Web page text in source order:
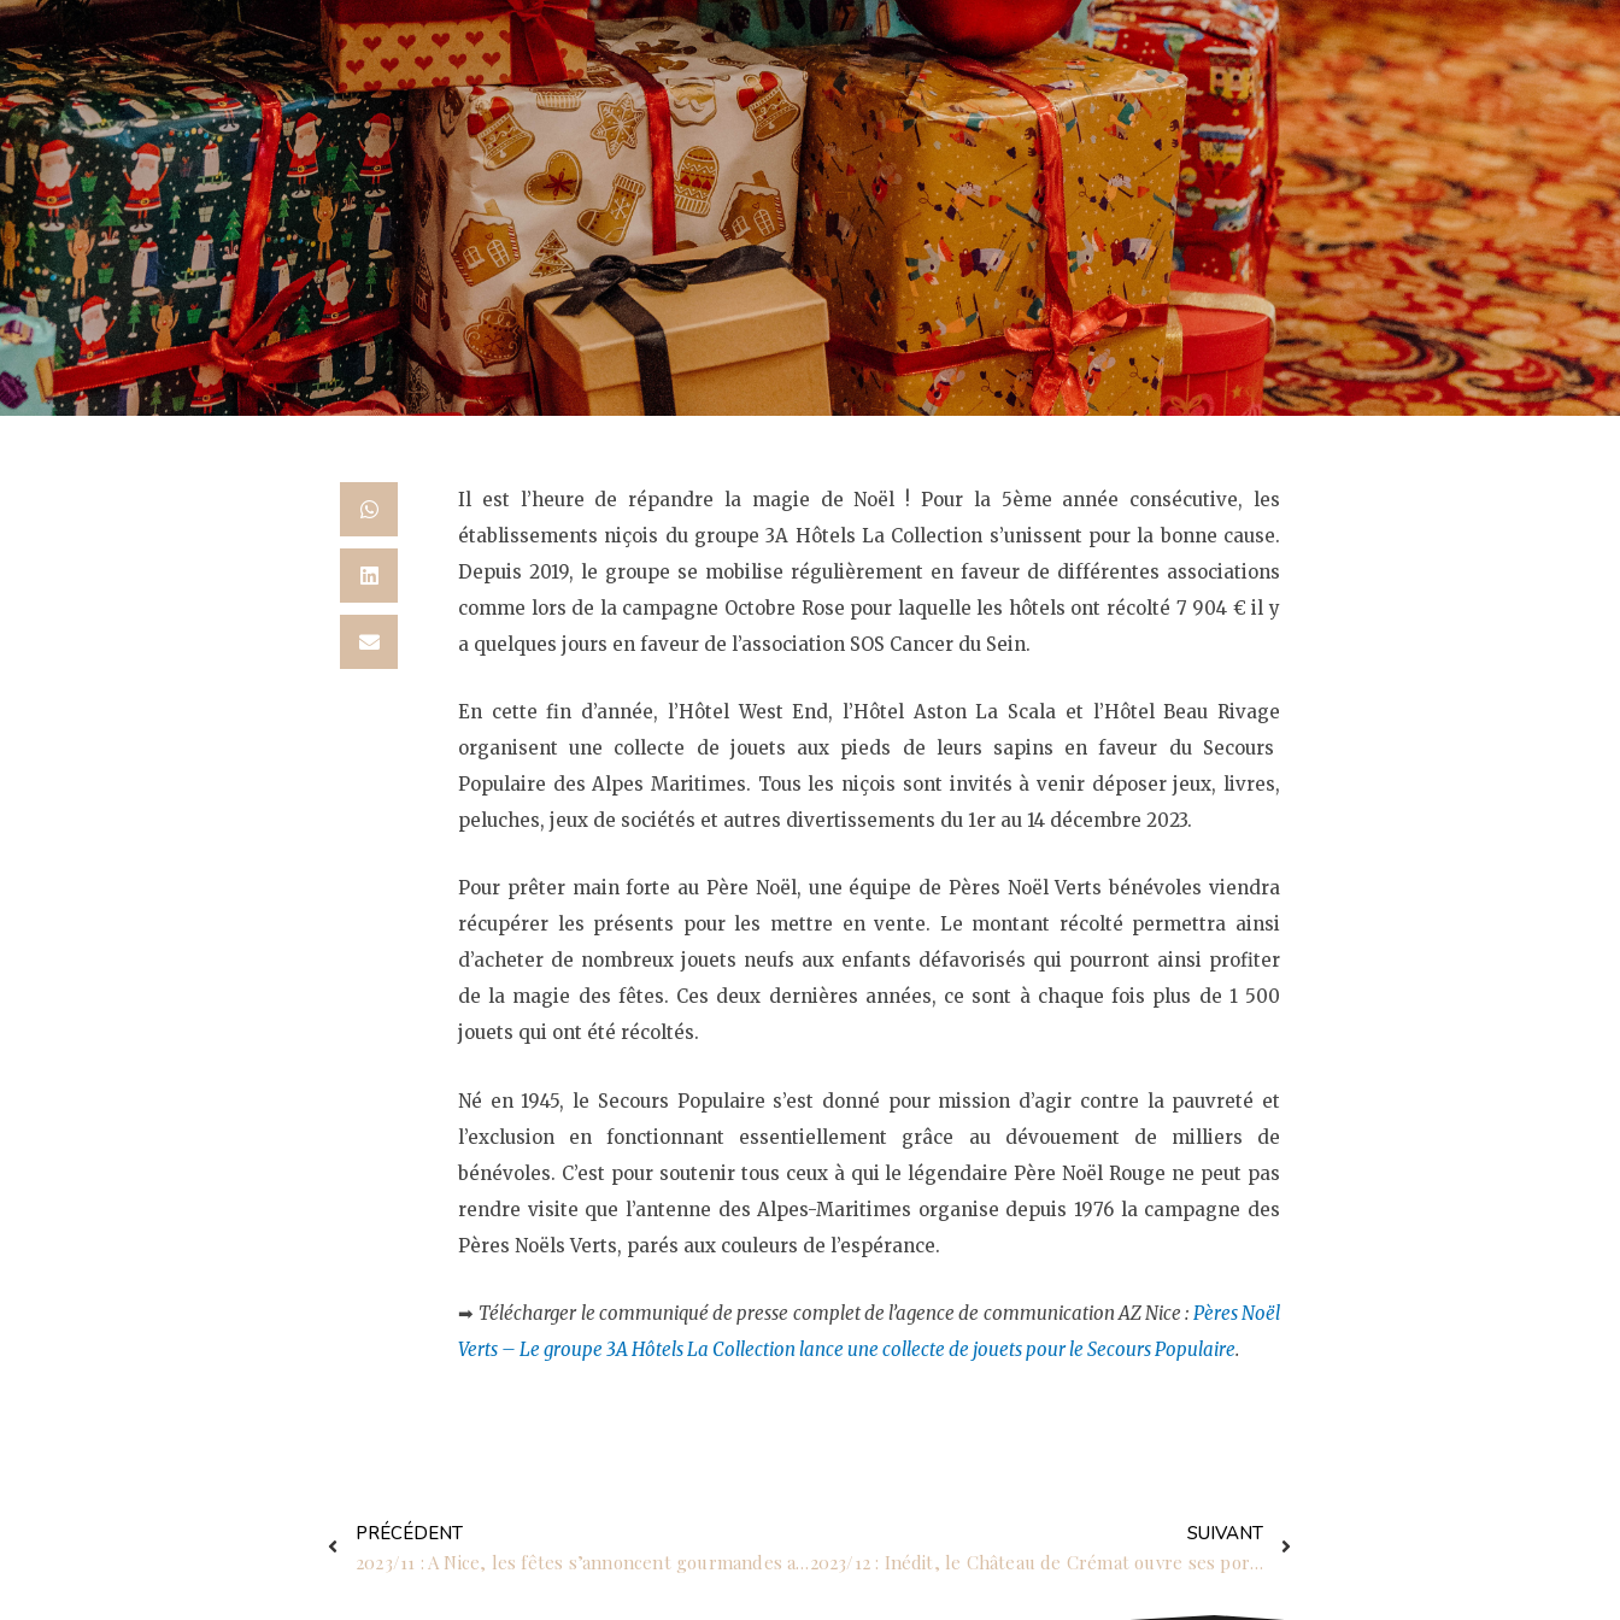
Il est l’heure de répandre la magie de Noël ! Pour la 5ème année consécutive, les
établissements niçois du groupe3A Hôtels La Collection s’unissent pour la bonne cause.
Depuis 2019, le groupe se mobilise régulièrement en faveur de différentes associations
comme lors de la campagne Octobre Rose pour laquelle les hôtels ont récolté 7 904 € il y
a quelques jours en faveur de l’association SOS Cancer du Sein.
En cette fin d’année, l’Hôtel West End, l’Hôtel Aston La Scala et l’Hôtel Beau Rivage
organisent une collecte de jouets aux pieds de leurs sapins en faveur du Secours
Populaire des Alpes Maritimes. Tous les niçois sont invités à venir déposer jeux, livres,
peluches, jeux de sociétés et autres divertissements du 1er au 14 décembre 2023.
Pour prêter main forte au Père Noël, une équipe de Pères Noël Verts bénévoles viendra
récupérer les présents pour les mettre en vente. Le montant récolté permettra ainsi
d’acheter de nombreux jouets neufs aux enfants défavorisés qui pourront ainsi profiter
de la magie des fêtes. Ces deux dernières années, ce sont à chaque fois plus de 1 500
jouets qui ont été récoltés.
Né en 1945, le Secours Populaire s’est donné pour mission d’agir contre la pauvreté et
l’exclusion en fonctionnant essentiellement grâce au dévouement de milliers de
bénévoles. C’est pour soutenir tous ceux à qui le légendaire Père Noël Rouge ne peut pas
rendre visite que l’antenne des Alpes-Maritimes organise depuis 1976 la campagne des
Pères Noëls Verts, parés aux couleurs de l’espérance.
➡ Télécharger le communiqué de presse complet de l’agence de communication AZ Nice : Pères Noël
Verts – Le groupe 3A Hôtels La Collection lance une collecte de jouets pour le Secours Populaire.
Précédent
PRÉCÉDENT
2023/11 : A Nice, les fêtes s’annoncent gourmandes avec la Collection de Noël 2023 de Pascal Lac
SUIVANT
2023/12 : Inédit, le Château de Crémat ouvre ses portes pour le Nouvel An